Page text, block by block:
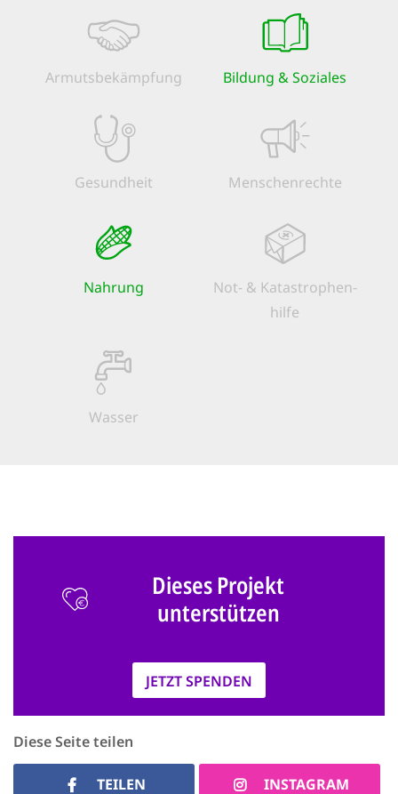
Armuts­bekämpfung Bildung & Soziales
Gesundheit Menschen­rechte
Nahrung
Not- & Kata­strophen­
hilfe
Wasser
Dieses Projekt
unterstützen
JETZT SPENDEN
Diese Seite teilen
TEILEN INSTAGRAM